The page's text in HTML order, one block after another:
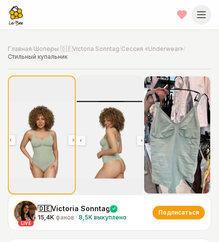
Главная/Шоперы/🇩🇪Victoria Sonntag/Сессия «Underwear»/
Стильный купальник
Фото от шопера
LIVE
🇩🇪Victoria Sonntag
15,4K фанов · 8,5K выкуплено
Подписаться